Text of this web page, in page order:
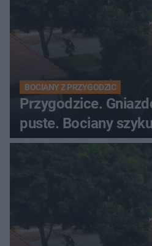
BOCIANY Z PRZYGODZIC
Przygodzice.
puste. Bociany